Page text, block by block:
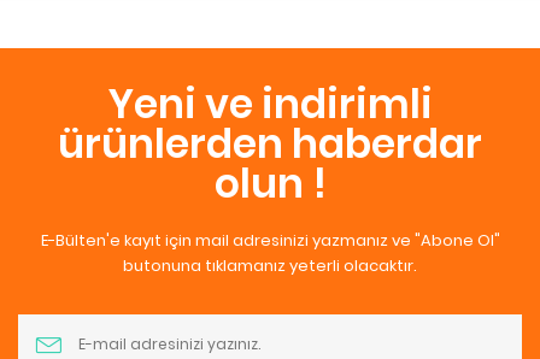
Yeni ve indirimli
ürünlerden haberdar
olun !
E-Bülten'e kayıt için mail adresinizi yazmanız ve "Abone Ol"
butonuna tıklamanız yeterli olacaktır.